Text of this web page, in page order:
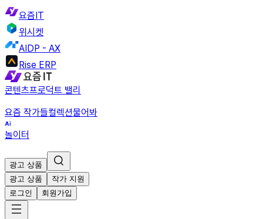
요즘IT
위시켓
AIDP - AX
Rise ERP
콘텐츠프로덕트 밸리
요즘 작가들컬렉션물어봐
놀이터
광고 상품
광고 상품
작가 지원
로그인
회원가입